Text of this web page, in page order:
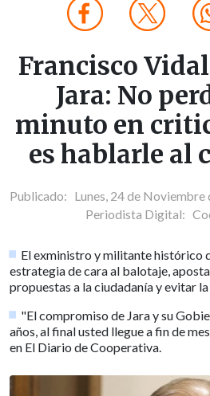
Francisco
Jara: No
minuto en
es hablarle al
Publicado: Lunes, 24 de Noviembre
Periodista Digital:
El exministro y militante histórico
estrategia de cara al balotaje,
propuestas a la ciudadanía y evitar
"El compromiso de Jara y su
años, al final usted llegue a fin de
en El Diario de Cooperativa.